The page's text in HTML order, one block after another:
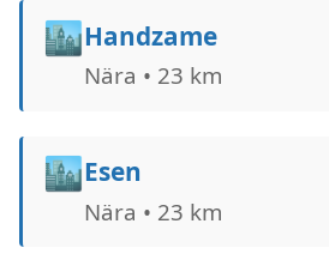
🏙️Handzame
Nära • 23 km
🏙️Esen
Nära • 23 km